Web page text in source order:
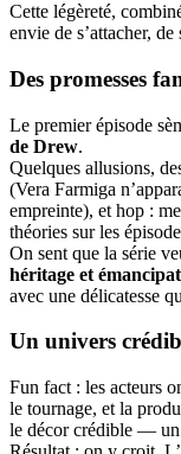
Cette légèreté,
envie de s’attacher, de
Des promesses
Le premier épisode
de Drew.
Quelques allusions,
(Vera Farmiga
empreinte), et hop :
théories sur les
On sent que la série
héritage et
avec une délicatesse
Un univers
Fun fact : les acteurs
le tournage, et la
le décor crédible —